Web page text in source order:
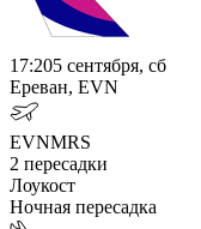
17:205 сентября, сб
Ереван, EVN
EVNMRS
2 пересадки
Лоукост
Ночная пересадка